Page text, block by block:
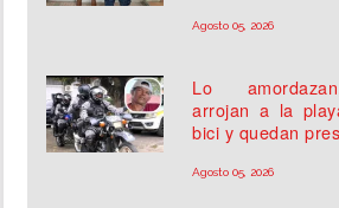
Agosto 05, 2026
Lo
arrojan a la
bici y quedan
Agosto 05, 2026